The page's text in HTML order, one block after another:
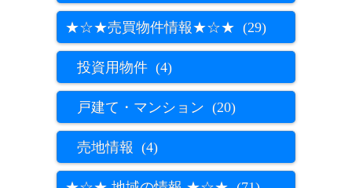
★☆★売買物件情報★☆★ (29)
投資用物件 (4)
戸建て・マンション (20)
売地情報 (4)